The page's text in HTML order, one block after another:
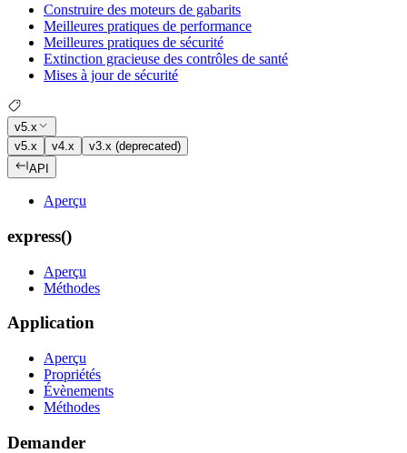
Construire des moteurs de gabarits
Meilleures pratiques de performance
Meilleures pratiques de sécurité
Extinction gracieuse des contrôles de santé
Mises à jour de sécurité
v5.x
v5.x
v4.x
v3.x (deprecated)
API
Aperçu
express()
Aperçu
Méthodes
Application
Aperçu
Propriétés
Évènements
Méthodes
Demander